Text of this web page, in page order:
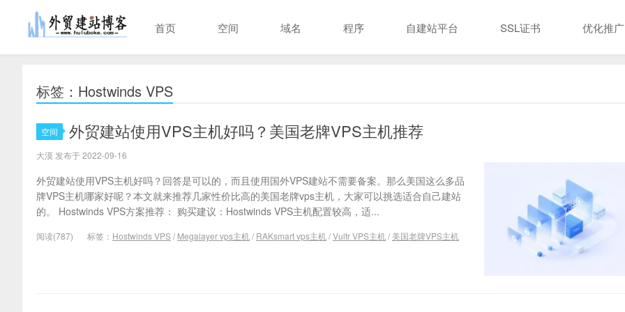
首页 空间 域名 程序 自建站平台 SSL证书 优化推广
标签：Hostwinds VPS
空间 外贸建站使用VPS主机好吗？美国老牌VPS主机推荐
大漠 发布于 2022-09-16
外贸建站使用VPS主机好吗？回答是可以的，而且使用国外VPS建站不需要备案。那么美国这么多品
牌VPS主机哪家好呢？本文就来推荐几家性价比高的美国老牌vps主机，大家可以挑选适合自己建站
的。 Hostwinds VPS方案推荐： 购买建议：Hostwinds VPS主机配置较高，适...
阅读(787) 标签： Hostwinds VPS/ Megalayer vps主机/ RAKsmart vps主机/Vultr VPS主机/ 美国老牌VPS主机